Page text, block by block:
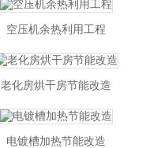
空压机余热利用工程
老化房烘干房节能改造
电镀槽加热节能改造